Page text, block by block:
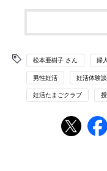
松本亜樹子 さん 婦
男性妊活 妊活体験談
妊活たまごクラブ